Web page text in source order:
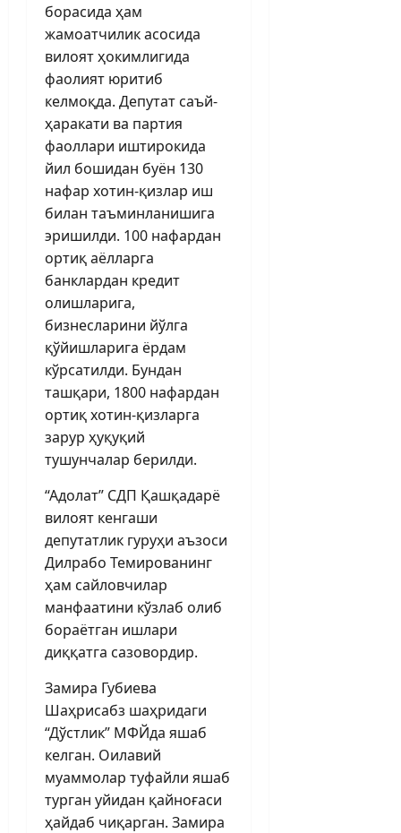
борасида ҳам
жамоатчилик асосида
вилоят ҳокимлигида
фаолият юритиб
келмоқда. Депутат саъй-
ҳаракати ва партия
фаоллари иштирокида
йил бошидан буён 130
нафар хотин-қизлар иш
билан таъминланишига
эришилди. 100 нафардан
ортиқ аёлларга
банклардан кредит
олишларига,
бизнесларини йўлга
қўйишларига ёрдам
кўрсатилди. Бундан
ташқари, 1800 нафардан
ортиқ хотин-қизларга
зарур ҳуқуқий
тушунчалар берилди.
“Адолат” СДП Қашқадарё
вилоят кенгаши
депутатлик гуруҳи аъзоси
Дилрабо Темированинг
ҳам сайловчилар
манфаатини кўзлаб олиб
бораётган ишлари
диққатга сазовордир.
Замира Губиева
Шаҳрисабз шаҳридаги
“Дўстлик” МФЙда яшаб
келган. Оилавий
муаммолар туфайли яшаб
турган уйидан қайноғаси
ҳайдаб чиқарган. Замира